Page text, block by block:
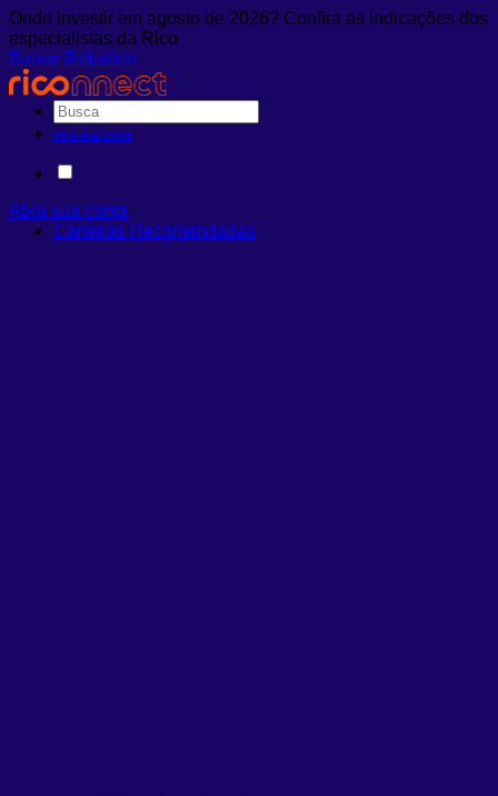
Onde investir em agosto de 2026? Confira as indicações dos
especialistas da Rico
Baixar Relatório
Abra sua conta
Abra sua conta
Carteiras Recomendadas